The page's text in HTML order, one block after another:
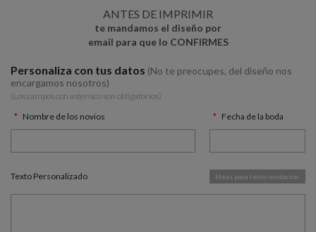
ANTES DE IMPRIMIR
te mandamos el diseño por
email para que lo CONFIRMES
Personaliza con tus datos (No te preocupes, del diseño nos
encargamos nosotros)
(Los campos con asterísco son obligatorios)
Nombre de los novios
Fecha de la boda
Texto Personalizado Ideas para texto invitación